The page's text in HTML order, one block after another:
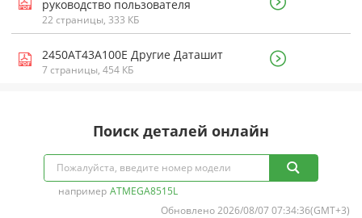
руководство пользователя
22 страницы, 333 КБ
2450AT43A100E Другие Даташит
7 страницы, 454 КБ
Поиск деталей онлайн
например ATMEGA8515L
Обновлено 2026/08/07 07:34:36(GMT+3)